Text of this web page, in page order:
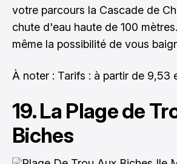
votre parcours la Cascade de
chute d'eau haute de 100
même la possibilité de vous
À noter : Tarifs : à partir de 9,53
19. La Plage de
Biches